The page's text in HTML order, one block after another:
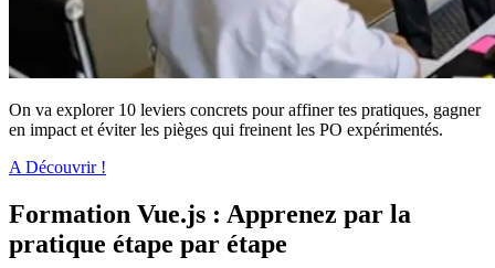
On va explorer 10 leviers concrets pour affiner tes pratiques, gagner
en impact et éviter les pièges qui freinent les PO expérimentés.
A Découvrir !
Formation Vue.js : Apprenez par la
pratique étape par étape